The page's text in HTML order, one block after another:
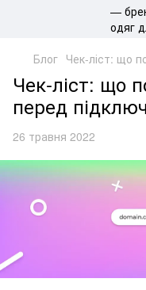
Блог Чек-ліст: що
Чек-ліст: що
перед
26 травня 2022